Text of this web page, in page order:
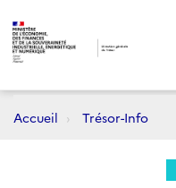
Accueil Trésor-Info